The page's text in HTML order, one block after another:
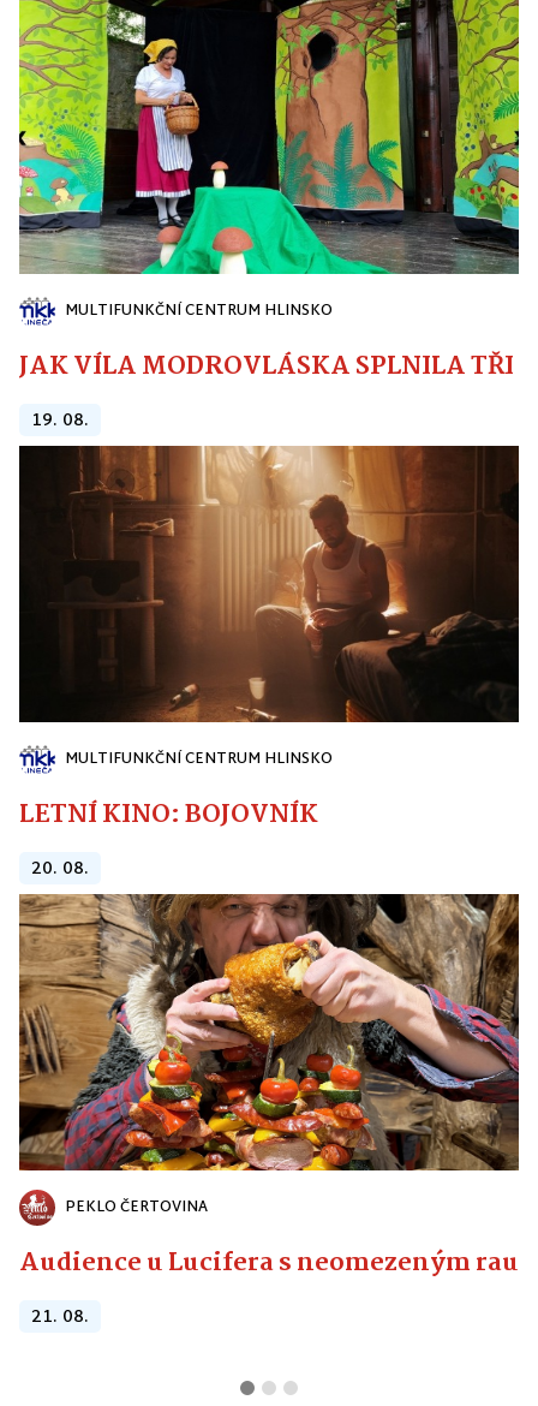
MULTIFUNKČNÍ CENTRUM HLINSKO
JAK VÍLA MODROVLÁSKA SPLNILA
19. 08.
MULTIFUNKČNÍ CENTRUM HLINSKO
LETNÍ KINO: BOJOVNÍK
20. 08.
PEKLO ČERTOVINA
Audience u Lucifera s neomezeným
21. 08.